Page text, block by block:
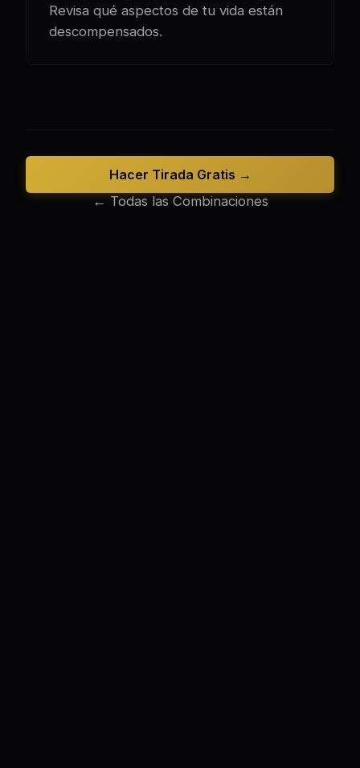
Revisa qué aspectos de tu vida están
descompensados.
← Todas las Combinaciones
Hacer Tirada Gratis →